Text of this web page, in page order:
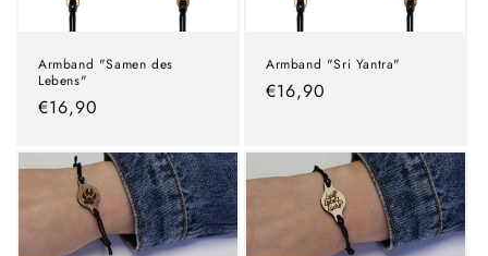
Armband "Samen des
Lebens"
Normaler
€16,90
Armband "Sri Yantra"
Normaler
€16,90